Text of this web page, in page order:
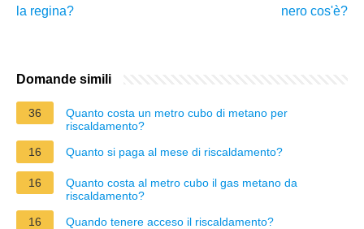
la regina?
nero cos'è?
Domande simili
36
Quanto costa un metro cubo di metano per
riscaldamento?
16
Quanto si paga al mese di riscaldamento?
16
Quanto costa al metro cubo il gas metano da
riscaldamento?
16
Quando tenere acceso il riscaldamento?